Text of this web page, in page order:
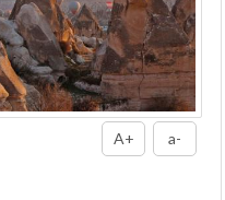
A+ a-